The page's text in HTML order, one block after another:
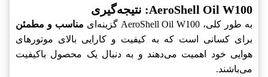
AeroShell Oil W100: نتیجه‌گیری
به طور کلی، AeroShell Oil W100 گزینه‌ای
مناسب و مطمئن
برای کسانی است که به کیفیت و کارایی بالای موتورهای
هوایی خود اهمیت می‌دهند و به دنبال یک محصول باکیفیت
می‌باشند.